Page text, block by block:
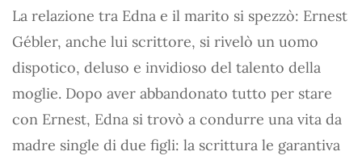
La relazione tra Edna e il marito si spezzò: Ernest
Gébler, anche lui scrittore, si rivelò un uomo
dispotico, deluso e invidioso del talento della
moglie. Dopo aver abbandonato tutto per stare
con Ernest, Edna si trovò a condurre una vita da
madre single di due figli: la scrittura le garantiva